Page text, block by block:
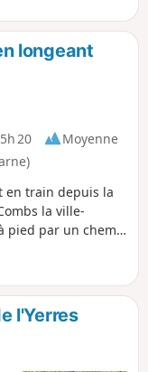
longeant
5h 20
Moyenne
en train depuis la
la ville-
pied par un chemin
l'Yerres